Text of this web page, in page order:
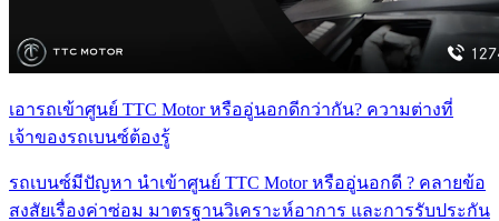
เอารถเข้าศูนย์ TTC Motor หรืออู่นอกดีกว่ากัน? ความต่างที่
เจ้าของรถเบนซ์ต้องรู้
รถเบนซ์มีปัญหา นำเข้าศูนย์ TTC Motor หรืออู่นอกดี ? คลายข้อ
สงสัยเรื่องค่าซ่อม มาตรฐานวิเคราะห์อาการ และการรับประกัน